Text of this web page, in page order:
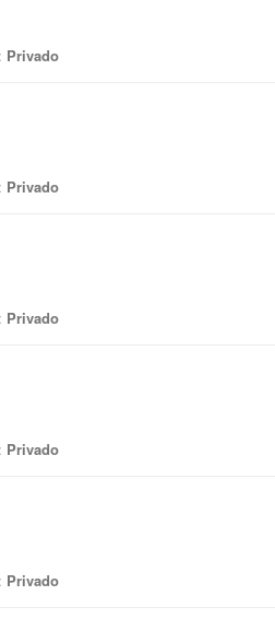
Privado
Privado
Privado
Privado
Privado